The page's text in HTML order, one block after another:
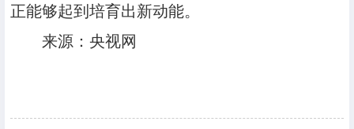
正能够起到培育出新动能。
来源：央视网